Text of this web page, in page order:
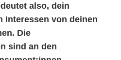
also, dein
Interessen von deinen
Die
sind an den